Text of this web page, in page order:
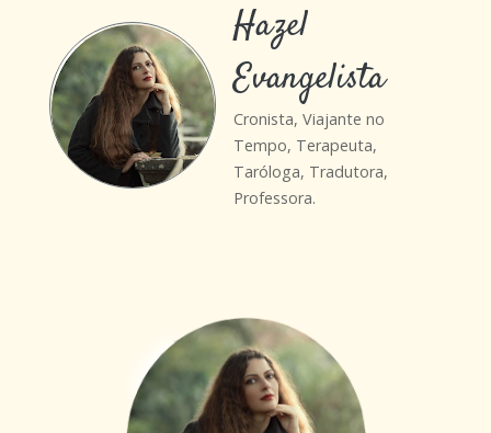
Hazel
Evangelista
Cronista, Viajante no
Tempo, Terapeuta,
Taróloga, Tradutora,
Professora.